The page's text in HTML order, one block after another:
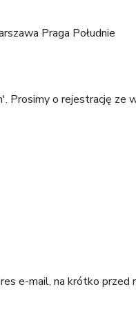
Praga Południe
Prosimy o rejestrację ze
e-mail, na krótko przed